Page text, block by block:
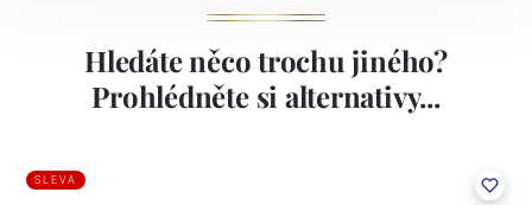
Hledáte něco trochu jiného?
Prohlédněte si alternativy...
SLEVA